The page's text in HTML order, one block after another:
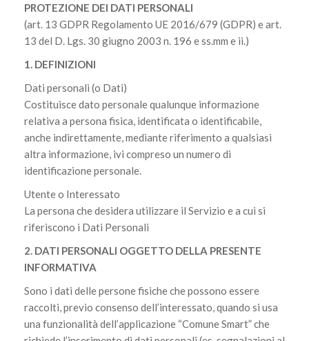
PROTEZIONE DEI DATI PERSONALI
(art. 13 GDPR Regolamento UE 2016/679 (GDPR) e art.
13 del D. Lgs. 30 giugno 2003 n. 196 e ss.mm e ii.)
1. DEFINIZIONI
Dati personali (o Dati)
Costituisce dato personale qualunque informazione
relativa a persona fisica, identificata o identificabile,
anche indirettamente, mediante riferimento a qualsiasi
altra informazione, ivi compreso un numero di
identificazione personale.
Utente o Interessato
La persona che desidera utilizzare il Servizio e a cui si
riferiscono i Dati Personali
2. DATI PERSONALI OGGETTO DELLA PRESENTE
INFORMATIVA
Sono i dati delle persone fisiche che possono essere
raccolti, previo consenso dell’interessato, quando si usa
una funzionalità dell’applicazione “Comune Smart” che